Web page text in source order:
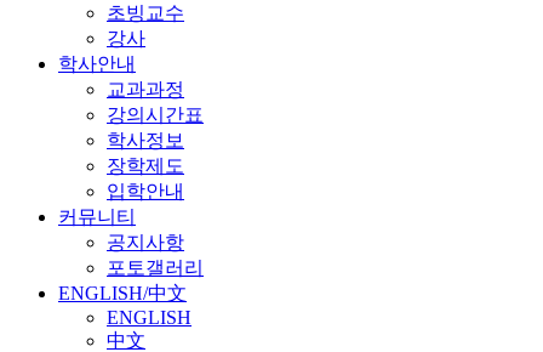
초빙교수
강사
학사안내
교과과정
강의시간표
학사정보
장학제도
입학안내
커뮤니티
공지사항
포토갤러리
ENGLISH/中文
ENGLISH
中文